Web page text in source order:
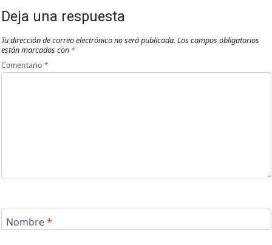
Deja una respuesta
Tu dirección de correo electrónico no será publicada. Los campos obligatorios
están marcados con *
Comentario *
Nombre*